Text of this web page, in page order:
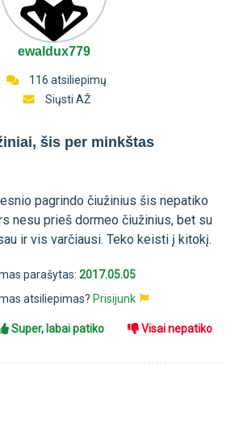
ewaldux779
116 atsiliepimų
Siųsti AŽ
šis per minkštas
pagrindo čiužinius šis nepatiko
nesu prieš dormeo čiužinius, bet su
ir vis varčiausi. Teko keisti į kitokį.
parašytas: 2017.05.05
atsiliepimas? Prisijunk
Super, labai patiko Visai nepatiko